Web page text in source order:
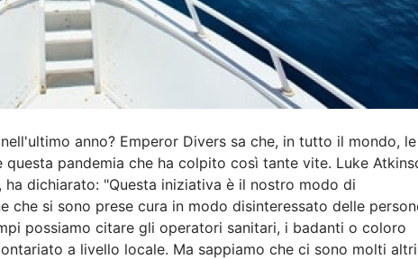
anno? Emperor Divers sa che, in tutto il mondo, le
pandemia che ha colpito così tante vite. Luke
dichiarato: "Questa iniziativa è il nostro modo di
che si sono prese cura in modo disinteressato delle
possiamo citare gli operatori sanitari, i badanti o coloro
a livello locale. Ma sappiamo che ci sono molti altri